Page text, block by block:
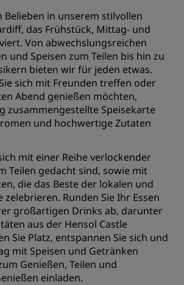
Belieben in unserem stilvollen
das Frühstück, Mittag- und
Von abwechslungsreichen
und Speisen zum Teilen bis hin zu
bieten wir für jeden etwas.
sich mit Freunden treffen oder
Abend genießen möchten,
zusammengestellte Speisekarte
und hochwertige Zutaten
mit einer Reihe verlockender
Teilen gedacht sind, sowie mit
die das Beste der lokalen und
zelebrieren. Runden Sie Ihr Essen
großartigen Drinks ab, darunter
aus der Hensol Castle
Sie Platz, entspannen Sie sich und
mit Speisen und Getränken
Genießen, Teilen und
einladen.